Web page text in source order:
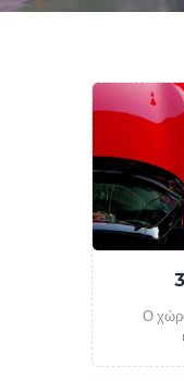
English
Ο